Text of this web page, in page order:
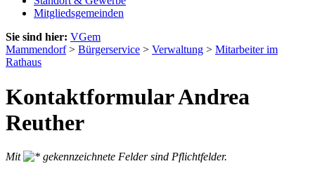
Mitgliedsgemeinden
Sie sind hier: VGem
Mammendorf> Bürgerservice > Verwaltung > Mitarbeiter im
Rathaus
Kontaktformular Andrea
Reuther
Mit
gekennzeichnete Felder sind Pflichtfelder.